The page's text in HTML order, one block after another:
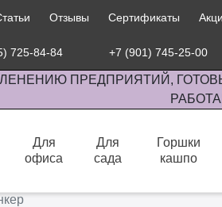
Отзывы Сертификаты
725-84-84 +7 (901) 745-25-00
ПРЕДПРИЯТИЙ,
Для
офиса
Для
сада
Горшки
кашпо